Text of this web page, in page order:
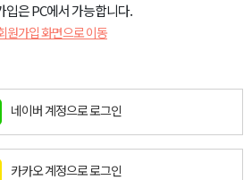
입은 PC에서 가능합니다.
원가입 화면으로 이동
네이버 계정으로 로그인
카카오 계정으로 로그인